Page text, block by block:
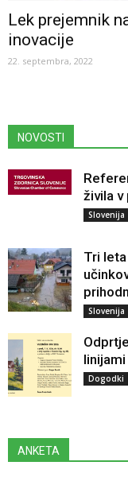
Lek prejemnik
inovacije
22. septembra, 2022
NOVOSTI
živila v
Slovenija
Tri
Slovenija
linijami
Dogodki
ANKETA